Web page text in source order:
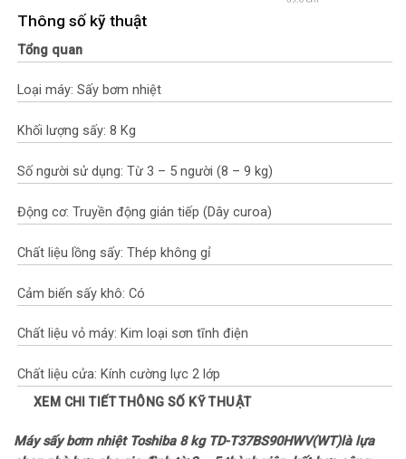
Thông số kỹ thuật
Tổng quan
Loại máy: Sấy bơm nhiệt
Khối lượng sấy: 8 Kg
Số người sử dụng: Từ 3 – 5 người (8 – 9 kg)
Động cơ: Truyền động gián tiếp (Dây curoa)
Chất liệu lồng sấy: Thép không gỉ
Cảm biến sấy khô: Có
Chất liệu vỏ máy: Kim loại sơn tĩnh điện
Chất liệu cửa: Kính cường lực 2 lớp
Sản xuất tại: Trung Quốc
XEM CHI TIẾT THÔNG SỐ KỸ THUẬT
Máy sấy bơm nhiệt Toshiba 8 kg TD-T37BS90HWV(WT)là lựa